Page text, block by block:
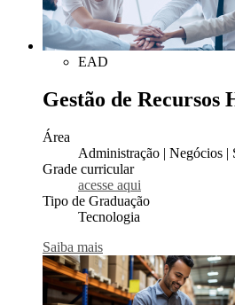
EAD
Gestão de Recursos
Área
Administração | Negócios |
Grade curricular
acesse aqui
Tipo de Graduação
Tecnologia
Saiba mais